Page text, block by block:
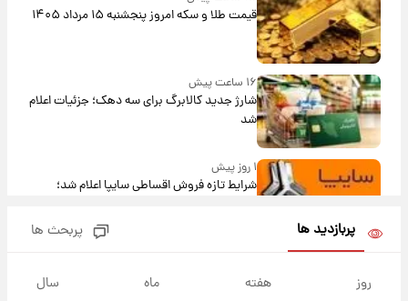
قیمت طلا و سکه امروز پنجشنبه ۱۵ مرداد ۱۴۰۵
۱۶ ساعت پیش
شارژ جدید کالابرگ برای سه دهک؛ جزئیات اعلام
شد
۱ روز پیش
شرایط تازه فروش اقساطی سایپا اعلام شد؛
قیمت سکه و طلا فردا
پربازدید ها پربحث ها
روز هفته ماه سال